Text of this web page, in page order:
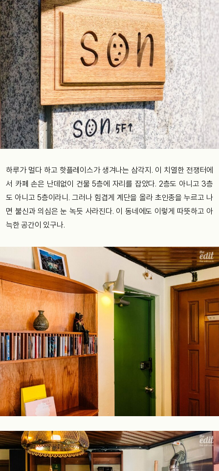
하루가 멀다 하고 핫플레이스가 생겨나는 삼각지. 이 치열한 전쟁터에
서 카페 손은 난데없이 건물 5층에 자리를 잡았다. 2층도 아니고 3층
도 아니고 5층이라니. 그러나 힘겹게 계단을 올라 초인종을 누르고 나
면 불신과 의심은 눈 녹듯 사라진다. 이 동네에도 이렇게 따뜻하고 아
늑한 공간이 있구나.